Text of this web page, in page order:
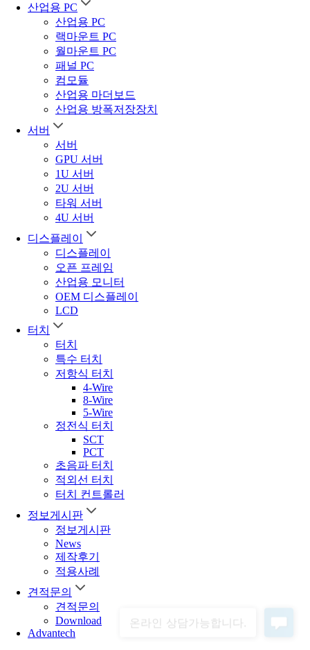
산업용 PC
산업용 PC
랙마운트 PC
월마운트 PC
패널 PC
컴모듈
산업용 마더보드
산업용 방폭저장장치
서버
서버
GPU 서버
1U 서버
2U 서버
타워 서버
4U 서버
디스플레이
디스플레이
오픈 프레임
산업용 모니터
OEM 디스플레이
LCD
터치
터치
특수 터치
저항식 터치
4-Wire
8-Wire
5-Wire
정전식 터치
SCT
PCT
초음파 터치
적외선 터치
터치 컨트롤러
정보게시판
정보게시판
News
제작후기
적용사례
견적문의
견적문의
Download
Advantech